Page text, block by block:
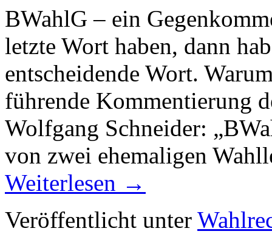
BWahlG – ein
letzte Wort haben, dann
entscheidende Wort.
führende Kommentierung
Wolfgang Schneider:
von zwei ehemaligen
Weiterlesen →
Veröffentlicht unter